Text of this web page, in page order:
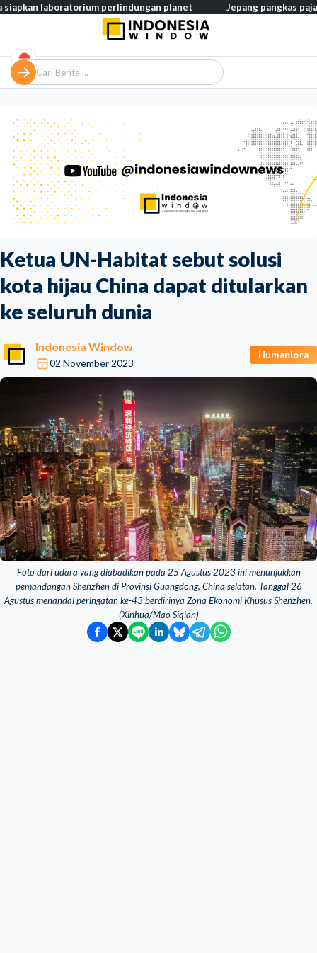
Ketua UN-Habitat sebut solusi
kota hijau China dapat ditularkan
ke seluruh dunia
Indonesia Window
02 November 2023
Humaniora
Foto dari udara yang diabadikan pada 25 Agustus 2023 ini menunjukkan
pemandangan Shenzhen di Provinsi Guangdong, China selatan. Tanggal 26
Agustus menandai peringatan ke-43 berdirinya Zona Ekonomi Khusus Shenzhen.
(Xinhua/Mao Siqian)
perlindungan planet Jepang pangkas pajak